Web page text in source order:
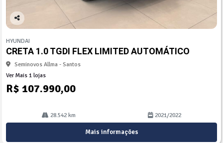
Co
arti
lhe
HYUNDAI
CRETA 1.0 TGDI FLEX LIMITED AUTOMÁTICO
Seminovos Allma - Santos
Ver Mais 1 lojas
R$ 107.990,00
28.542 km 2021/2022
Mais informações